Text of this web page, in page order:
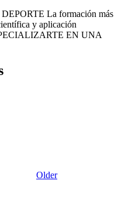
La formación más
y aplicación
EN UNA
Older